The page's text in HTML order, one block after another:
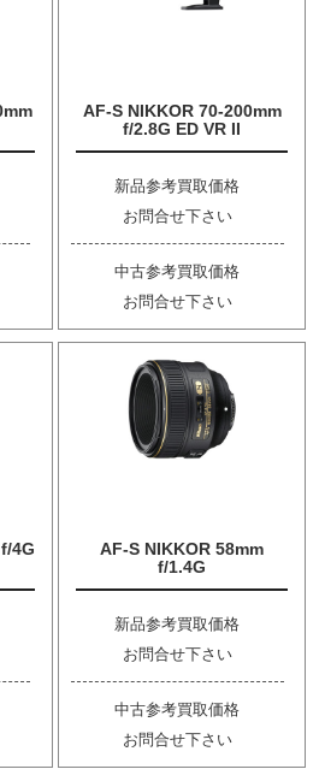
AF-S NIKKOR 70-200mm
f/2.8G ED VR II
新品参考買取価格
お問合せ下さい
中古参考買取価格
お問合せ下さい
4G
AF-S NIKKOR 58mm
f/1.4G
新品参考買取価格
お問合せ下さい
中古参考買取価格
お問合せ下さい